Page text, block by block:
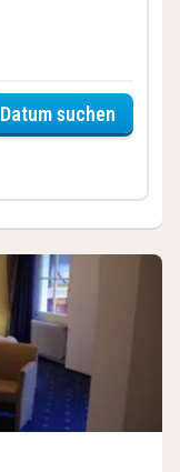
Datum suchen